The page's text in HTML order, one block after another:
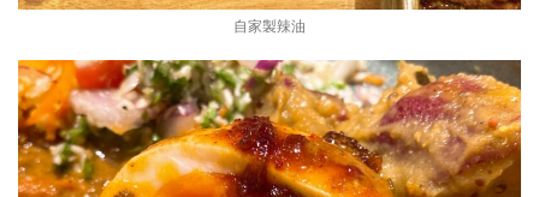
自家製辣油